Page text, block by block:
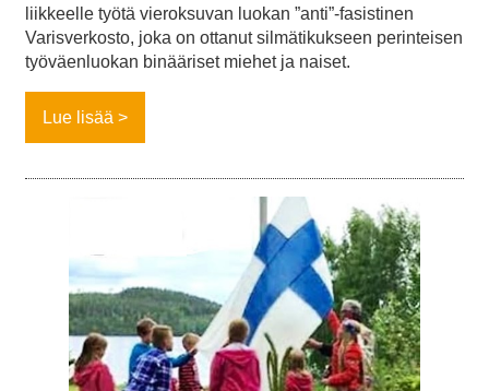
liikkeelle työtä vieroksuvan luokan ”anti”-fasistinen
Varisverkosto, joka on ottanut silmätikukseen perinteisen
työväenluokan binääriset miehet ja naiset.
Lue lisää